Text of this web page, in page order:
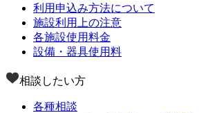
利用申込み方法について
施設利用上の注意
各施設使用料金
設備・器具使用料
相談したい方
各種相談